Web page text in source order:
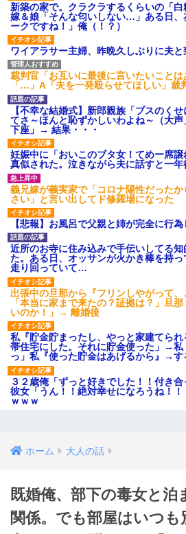
新築の家で。クラクラするくらいの「
嫁＆娘「そんな匂いしない…」ある日、
ークですね！」俺（！？）
ワイアラサー主婦、昨晩久しぶりに夫
裁判官「お互いに最後に言いたいこと
「…」A「夫を一発殴らせてほしい」裁
【不幸な結婚式】新郎親族「ブスのく
てさ～ほんと恥ずかしいわよね～（大
下座」→ 結果・・・
妊娠中に「おいこのブタ女！てめー席
真似された。泣きながら夫に話すと一
義兄嫁が義実家で「コロナ陽性だった
さい」と言い出してド修羅場になった
【悲報】お風呂で父親と姉が完全に行
近所のお寺に住み込みで手伝いしてる
た。ある日、オッサンが火かき棒を持
走り回っていて…
出張中の旦那から『フリンしやがって
「本当に家まで来たの？証拠は？」旦
いのか！」→ 離婚後
私『貯金貯まったし、やっと家建てら
帯住宅にした。それに貯金使った」→私
っ」私『使った貯金はあげるから』→
３２歳俺「ずっと好きでした！！付き
彼女「うん！！絶対幸せになろうね
ｗｗｗ
ホーム 大人の話
既婚俺、部下の毒女と泊
関係。でも部屋はいつも